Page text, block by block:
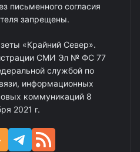
письменного согласия
запрещены.
«Крайний Север».
СМИ Эл № ФС 77
службой по
информационных
коммуникаций 8
2021 г.